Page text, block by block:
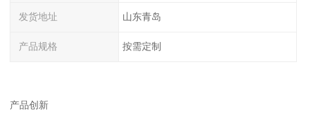
发货地址 山东青岛
产品规格 按需定制
产品创新